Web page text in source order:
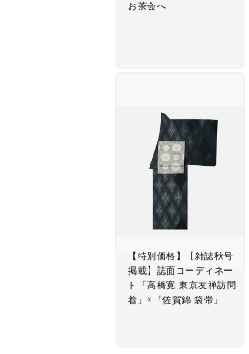
お茶会へ
【特別価格】【雑誌秋号
掲載】誌面コーディネー
ト「高橋寛 東京友禅訪問
着」×「佐賀錦 袋帯」